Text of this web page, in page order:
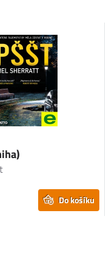
Do košíku